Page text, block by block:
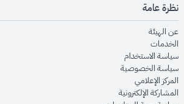
نظرة عامة
عن الهيئةopens in new window
الخدماتopens in new window
سياسة الاستخدام
سياسة الخصوصيةopens in new window
المركز الإعلاميopens in new window
المشاركة الإلكترونيةopens in new window